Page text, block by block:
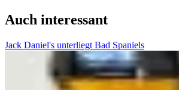
Auch interessant
Jack Daniel's unterliegt Bad Spaniels